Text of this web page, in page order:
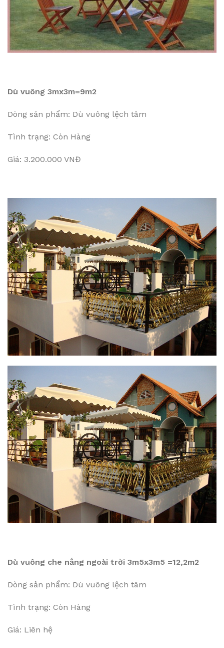
Dù vuông 3mx3m=9m2
Dòng sản phẩm: Dù vuông lệch tâm
Tình trạng: Còn Hàng
Giá: 3.200.000 VNĐ
Dù vuông che nắng ngoài trời 3m5x3m5 =12,2m2
Dòng sản phẩm: Dù vuông lệch tâm
Tình trạng: Còn Hàng
Giá: Liên hệ